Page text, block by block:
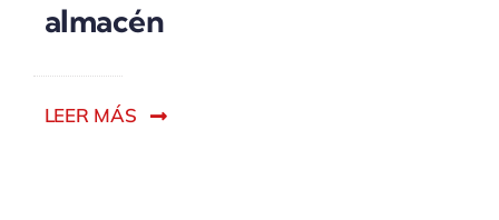
almacén
LEER MÁS